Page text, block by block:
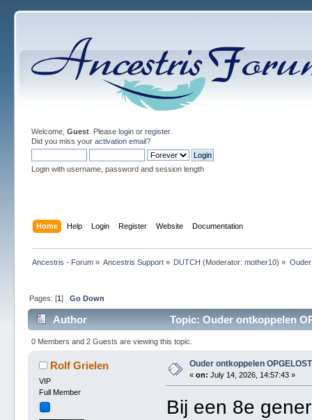
Welcome, Guest. Please loginor register.
Did you miss your activation email?
Login with username, password and session length
Home Help Login Register Website Documentation
Ancestris - Forum» Ancestris Support » DUTCH (Moderator:mother10) »
Pages: [1] Go Down
Author Topic: Ouder ontkoppelen
0 Members and 2 Guests are viewing this topic.
Rolf Grielen
VIP
Full Member
Ouder ontkoppelen OPGELOST
« on: July 14, 2026, 14:57:43 »
Bij een 8e